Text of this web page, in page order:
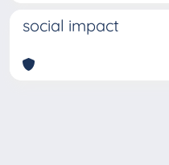
social impact